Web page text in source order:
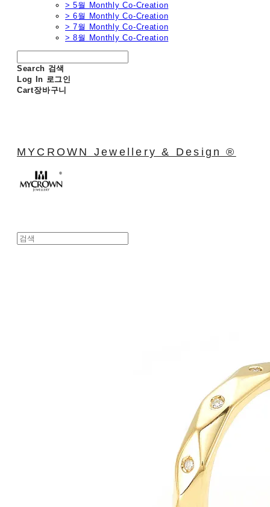
> 5월 Monthly Co-Creation
> 6월 Monthly Co-Creation
> 7월 Monthly Co-Creation
> 8월 Monthly Co-Creation
Search 검색
Log In 로그인
Cart장바구니
MYCROWN Jewellery & Design ®